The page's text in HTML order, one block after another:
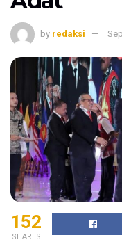
by redaksi
152
SHARES